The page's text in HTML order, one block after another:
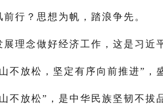
前行？思想为帆，踏浪争先。
展理念做好经济工作，这是习近
不放松，坚定有序向前推进”
不放松”，是中华民族坚韧不